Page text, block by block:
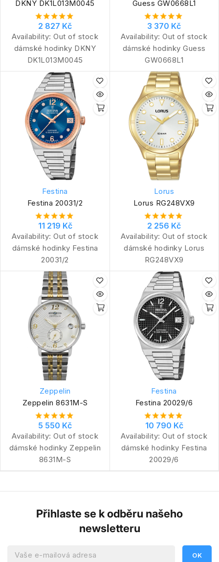
DKNY DK1L013M0045
2 827 Kč
Availability: Out of stock
dámské hodinky DKNY
DK1L013M0045
Guess GW0668L1
3 370 Kč
Availability: Out of stock
dámské hodinky Guess
GW0668L1
Festina
Festina 20031/2
11 219 Kč
Availability: Out of stock
dámské hodinky Festina
20031/2
Lorus
Lorus RG248VX9
2 256 Kč
Availability: Out of stock
dámské hodinky Lorus
RG248VX9
Zeppelin
Zeppelin 8631M-S
5 550 Kč
Availability: Out of stock
dámské hodinky Zeppelin
8631M-S
Festina
Festina 20029/6
10 790 Kč
Availability: Out of stock
dámské hodinky Festina
20029/6
Přihlaste se k odběru našeho
newsletteru